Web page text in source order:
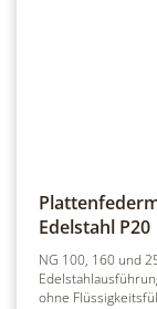
Edelstahl P20
NG 100, 160 und
ohne